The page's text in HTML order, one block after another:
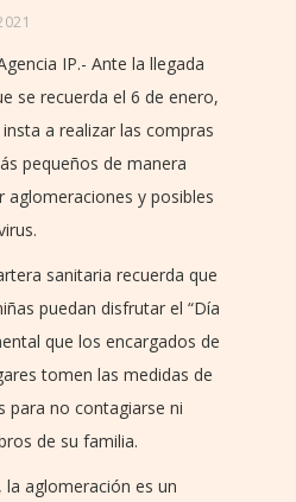
IP.- Ante la llegada
se recuerda el 6 de enero,
a realizar las compras
pequeños de manera
aglomeraciones y posibles
sanitaria recuerda que
puedan disfrutar el “Día
que los encargados de
tomen las medidas de
para no contagiarse ni
de su familia.
aglomeración es un